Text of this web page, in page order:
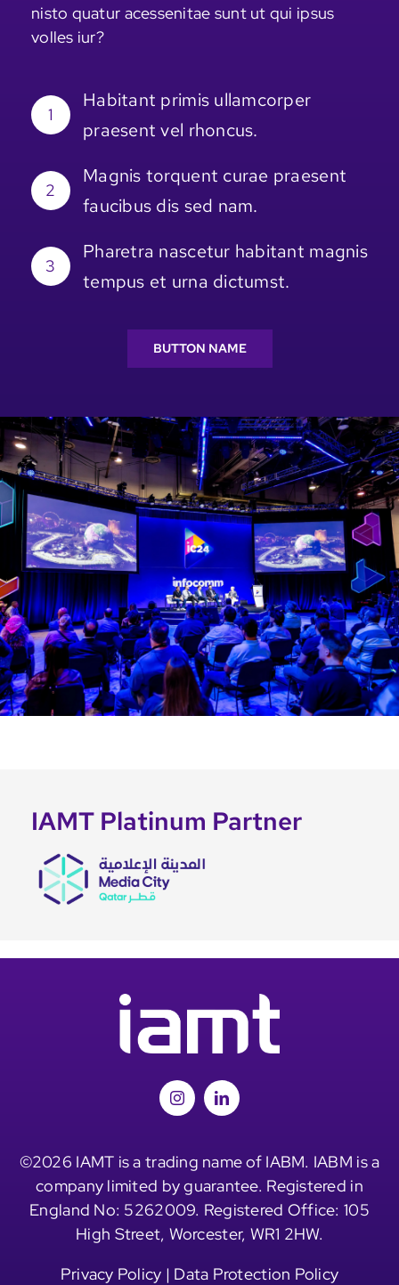
nisto quatur acessenitae sunt ut qui ipsus
volles iur?
1
Habitant primis ullamcorper
praesent vel rhoncus.
2
Magnis torquent curae praesent
faucibus dis sed nam.
3
Pharetra nascetur habitant magnis
tempus et urna dictumst.
BUTTON NAME
IAMT Platinum Partner
©2026 IAMT is a trading name of IABM. IABM is a
company limited by guarantee. Registered in
England No: 5262009. Registered Office: 105
High Street, Worcester, WR1 2HW.
Privacy Policy | Data Protection Policy